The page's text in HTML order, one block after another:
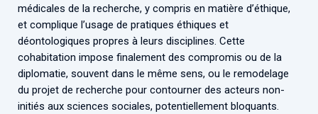
médicales de la recherche, y compris en matière d’éthique,
et complique l’usage de pratiques éthiques et
déontologiques propres à leurs disciplines. Cette
cohabitation impose finalement des compromis ou de la
diplomatie, souvent dans le même sens, ou le remodelage
du projet de recherche pour contourner des acteurs non-
initiés aux sciences sociales, potentiellement bloquants.